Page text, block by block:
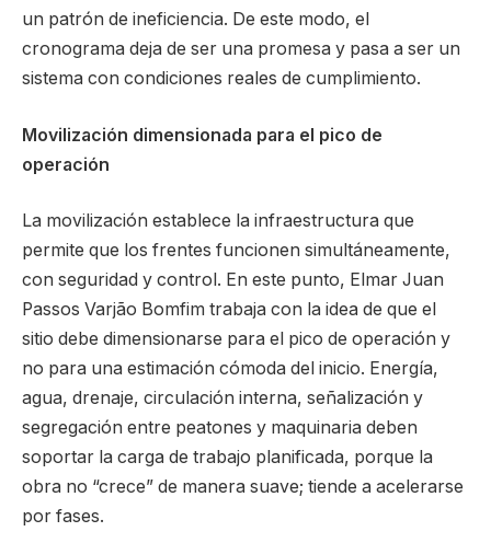
un patrón de ineficiencia. De este modo, el
cronograma deja de ser una promesa y pasa a ser un
sistema con condiciones reales de cumplimiento.
Movilización dimensionada para el pico de
operación
La movilización establece la infraestructura que
permite que los frentes funcionen simultáneamente,
con seguridad y control. En este punto, Elmar Juan
Passos Varjão Bomfim trabaja con la idea de que el
sitio debe dimensionarse para el pico de operación y
no para una estimación cómoda del inicio. Energía,
agua, drenaje, circulación interna, señalización y
segregación entre peatones y maquinaria deben
soportar la carga de trabajo planificada, porque la
obra no “crece” de manera suave; tiende a acelerarse
por fases.